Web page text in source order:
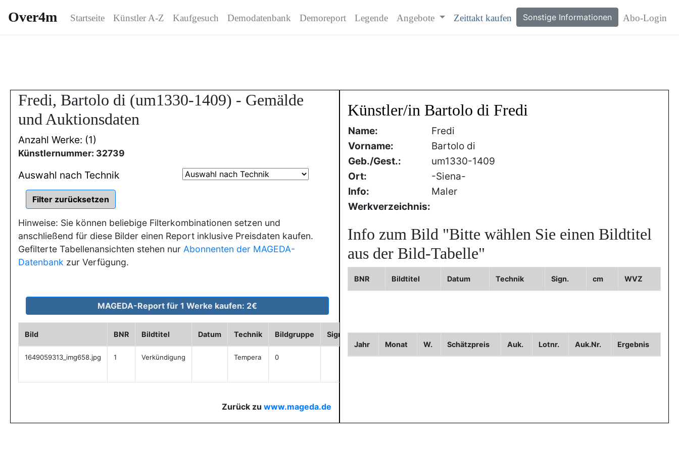
Over4m Startseite Künstler A-Z Kaufgesuch Demodatenbank Demoreport Legende Angebote Zeittakt kaufen Sonstige Informationen Abo-Login
Fredi, Bartolo di (um1330-1409) - Gemälde
und Auktionsdaten
Anzahl Werke: (1)
Künstlernummer: 32739
Auswahl nach Technik
Hinweise: Sie können beliebige Filterkombinationen setzen und
anschließend für diese Bilder einen Report inklusive Preisdaten kaufen.
Gefilterte Tabellenansichten stehen nur Abonnenten der MAGEDA-
Datenbank zur Verfügung.
Bild BNR Bildtitel Datum Technik Bildgruppe Sign. cm Historie WVZ Bild2 Bild3
1649059313_img658.jpg 1 Verkündigung Tempera 0
49x49
Zurück zu www.mageda.de
Künstler/in Bartolo di Fredi
Name:
Fredi
Vorname:
Bartolo di
Geb./Gest.:
um1330-1409
Ort:
-Siena-
Info:
Maler
Werkverzeichnis:
Info zum Bild "Bitte wählen Sie einen Bildtitel
aus der Bild-Tabelle"
BNR Bildtitel Datum Technik Sign. cm WVZ
Jahr Monat W. Schätzpreis Auk. Lotnr. Auk.Nr. Ergebnis